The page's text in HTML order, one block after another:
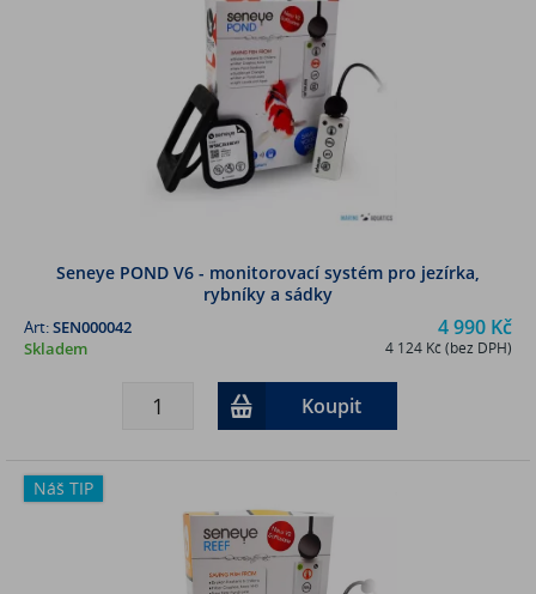
Seneye POND V6 - monitorovací systém pro jezírka,
rybníky a sádky
4 990 Kč
4 124 Kč (bez DPH)
Art:SEN000042
Skladem
Koupit
Náš TIP